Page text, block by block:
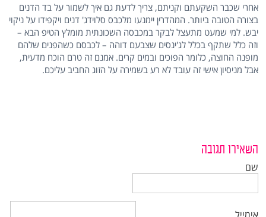
אחרי שכבר השקעתם וקניתם, צריך לדעת גם איך לשמור על בד הדנים
בצורה הטובה ביותר. המהדרין יימנעו מלכבס סלוידג' דנים ויקפידו על ניקוי
יבש. למי שמעט מתעצל לבקר במכבסה השכונתית מומלץ הטיפ הבא –
וזה כלל שתקף בכלל לג'ינסים שצבעם דוהה – לכבסם כשהפנים שלהם
מופנה החוצה, כלומר הפוכים ובמים קרים. אמנם זה טרם הוכח מדעית,
אבל מניסיון אישי זה עובד לא רע בשמירה על הזוג החביב עליכם.
השאירו תגובה
שם